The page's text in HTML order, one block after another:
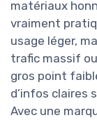
matériaux
vraiment
usage léger,
trafic massif
gros point
d’infos claires
Avec une